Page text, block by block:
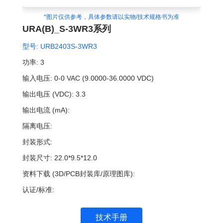
*图片仅供参考，具体参数请以实物/技术规格书为准
URA(B)_S-3WR3系列
型号: URB2403S-3WR3
功率: 3
输入电压: 0-0 VAC (9.0000-36.0000 VDC)
输出电压 (VDC): 3.3
输出电流 (mA):
隔离电压:
封装形式:
封装尺寸: 22.0*9.5*12.0
资料下载 (3D/PCB封装库/原理图库):
认证/标准:
技术手册